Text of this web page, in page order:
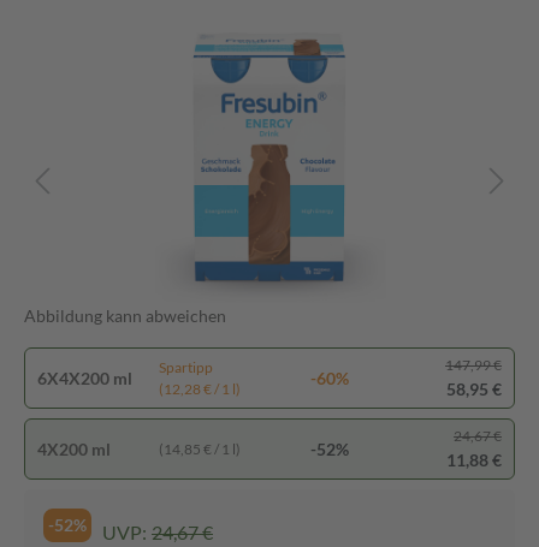
Abbildung kann abweichen
6X4X200 ml
Spartipp
(12,28 € / 1 l)
-60%
147,99 €
58,95 €
4X200 ml (14,85 € / 1 l) -52%
24,67 €
11,88 €
-52% UVP: 24,67 €